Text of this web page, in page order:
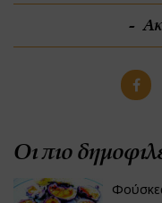
Οι πιο